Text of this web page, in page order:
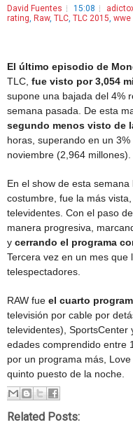
David Fuentes 15:08
rating, Raw, TLC, TLC 2015, wwe
El último episodio de
TLC, fue visto por 3,054
supone una bajada del 4%
semana pasada. De esta
segundo menos visto de
horas, superando en un
noviembre (2,964 millones).
En el show de esta
costumbre, fue la más
televidentes. Con el paso
manera progresiva,
y cerrando el programa
Tercera vez en un mes que
telespectadores.
RAW fue el cuarto
televisión por cable por
televidentes), SportsCenter
edades comprendido entre
por un programa más,
quinto puesto de la noche.
Related Posts: